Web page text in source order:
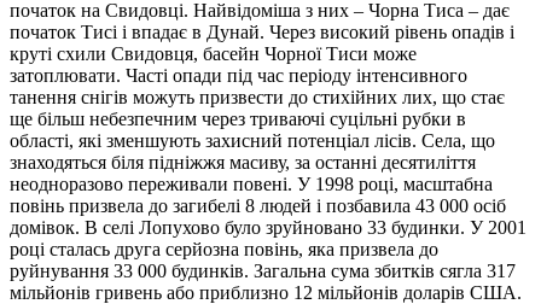
початок на Свидовці. Найвідоміша з них – Чорна Тиса – дає
початок Тисі і впадає в Дунай. Через високий рівень опадів і
круті схили Свидовця, басейн Чорної Тиси може
затоплювати. Часті опади під час періоду інтенсивного
танення снігів можуть призвести до стихійних лих, що стає
ще більш небезпечним через триваючі суцільні рубки в
області, які зменшують захисний потенціал лісів. Села, що
знаходяться біля підніжжя масиву, за останні десятиліття
неодноразово переживали повені. У 1998 році, масштабна
повінь призвела до загибелі 8 людей і позбавила 43 000 осіб
домівок. В селі Лопухово було зруйновано 33 будинки. У 2001
році сталась друга серйозна повінь, яка призвела до
руйнування 33 000 будинків. Загальна сума збитків сягла 317
мільйонів гривень або приблизно 12 мільйонів доларів США.